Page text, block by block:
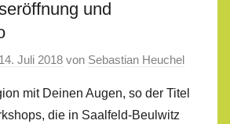
und
14. Juli 2018 von Sebastian Heuchel
mit Deinen Augen, so der Titel
die in Saalfeld-Beulwitz